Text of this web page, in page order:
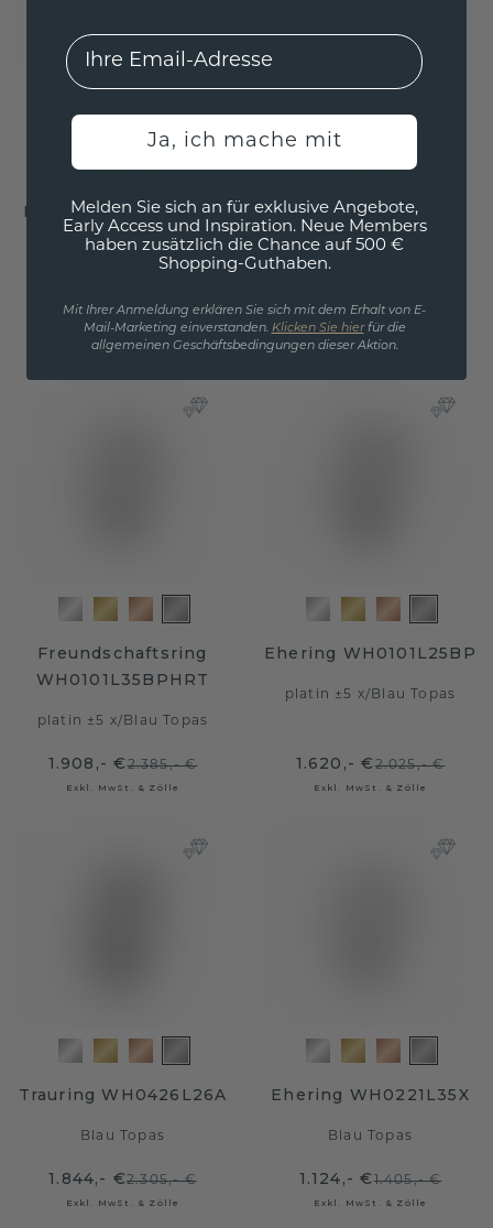
Ehering WH0162L25A
Blau Topas
1.748,- €2.185,- €
Exkl. MwSt. & Zölle
Ehering
WH0101L15BPHRT
1.815,20 €2.269,- €
Exkl. MwSt. & Zölle
Freundschaftsring
WH0101L35BPHRT
platin ±5 x/ Blau Topas
1.908,- €2.385,- €
Exkl. MwSt. & Zölle
Ehering WH0101L25BP
platin ±5 x/ Blau Topas
1.620,- €2.025,- €
Exkl. MwSt. & Zölle
Trauring WH0426L26A
Blau Topas
1.844,- €2.305,- €
Exkl. MwSt. & Zölle
Ehering WH0221L35X
Blau Topas
1.124,- €1.405,- €
Exkl. MwSt. & Zölle
EMail
Ja, ich mache mit
Melden Sie sich an für exklusive Angebote,
Early Access und Inspiration. Neue Members
haben zusätzlich die Chance auf 500 €
Shopping-Guthaben.
Mit Ihrer Anmeldung erklären Sie sich mit dem Erhalt von E-
Mail-Marketing einverstanden. Klicken Sie hierfür die
allgemeinen Geschäftsbedingungen dieser Aktion.